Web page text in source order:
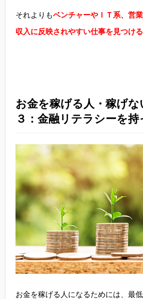
それよりもベンチャーやＩＴ系、営
収入に反映されやすい仕事を見つける
お金を稼げる人・稼げな
３：金融リテラシーを
お金を稼げる人になるためには、最